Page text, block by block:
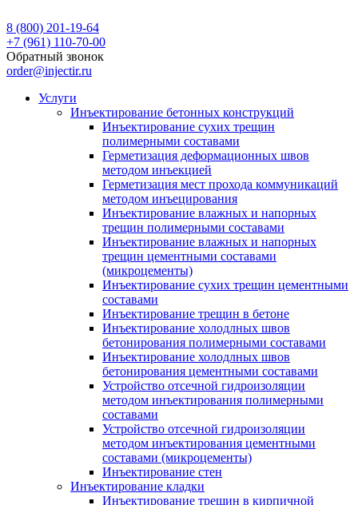
8 (800) 201-19-64
+7 (961) 110-70-00
Обратный звонок
order@injectir.ru
Услуги
Инъектирование бетонных конструкций
Инъектирование сухих трещин
полимерными составами
Герметизация деформационных швов
методом инъекцией
Герметизация мест прохода коммуникаций
методом инъецирования
Инъектирование влажных и напорных
трещин полимерными составами
Инъектирование влажных и напорных
трещин цементными составами
(микроцементы)
Инъектирование сухих трещин цементными
составами
Инъектирование трещин в бетоне
Инъектирование холодлных швов
бетонирования полимерными составами
Инъектирование холодлных швов
бетонирования цементными составами
Устройство отсечной гидроизоляции
методом инъектирования полимерными
составами
Устройство отсечной гидроизоляции
методом инъектирования цементными
составами (микроцементы)
Инъектирование стен
Инъектирование кладки
Инъектирование трещин в кирпичной